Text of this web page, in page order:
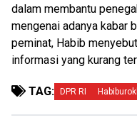
dalam membantu
mengenai adanya kabar
peminat, Habib
informasi yang kurang
TAG: DPR RI